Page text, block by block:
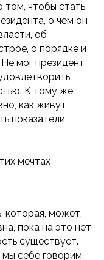
чтобы стать
о чём он
об
о порядке и
мог президент
К тому же
как живут
показатели,
мечтах
которая, может,
пока на это нет
существует.
себе говорим,